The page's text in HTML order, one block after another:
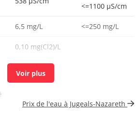
<=1100 µS/cm
6,5 mg/L <=250 mg/L
0,10 mg(Cl2)/L
0,15 mg(Cl2)/L
Prix de l'eau à Jugeals-Nazareth